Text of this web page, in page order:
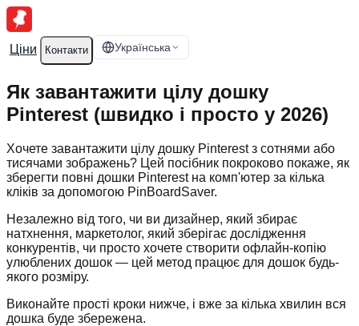
Ціни Контакти Українська
Як завантажити цілу дошку
Pinterest (швидко і просто у 2026)
Хочете завантажити цілу дошку Pinterest з сотнями або
тисячами зображень? Цей посібник покроково покаже, як
зберегти повні дошки Pinterest на комп'ютер за кілька
кліків за допомогою PinBoardSaver.
Незалежно від того, чи ви дизайнер, який збирає
натхнення, маркетолог, який зберігає дослідження
конкурентів, чи просто хочете створити офлайн-копію
улюблених дошок — цей метод працює для дошок будь-
якого розміру.
Виконайте прості кроки нижче, і вже за кілька хвилин вся
дошка буде збережена.